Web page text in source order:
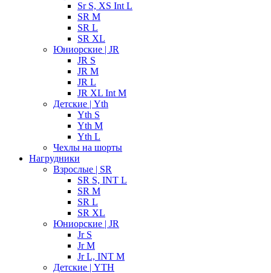
Sr S, XS Int L
SR M
SR L
SR XL
Юниорские | JR
JR S
JR M
JR L
JR XL Int M
Детские | Yth
Yth S
Yth M
Yth L
Чехлы на шорты
Нагрудники
Взрослые | SR
SR S, INT L
SR M
SR L
SR XL
Юниорские | JR
Jr S
Jr M
Jr L, INT M
Детские | YTH